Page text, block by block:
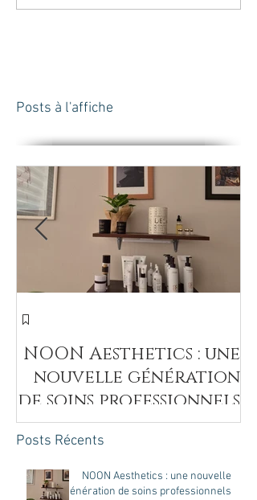
Posts à l'affiche
NOON Aesthetics : une
nouvelle génération
de soins professionnels
intenses pour révéler
la beauté naturelle de
votre peau
Posts Récents
NOON Aesthetics : une nouvelle
génération de soins professionnels